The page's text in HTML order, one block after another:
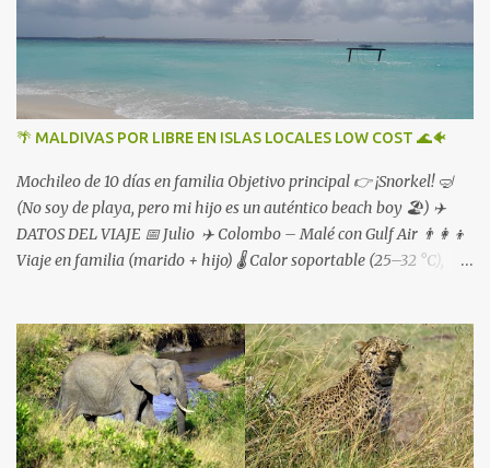
🌴 MALDIVAS POR LIBRE EN ISLAS LOCALES LOW COST 🌊🐠
Mochileo de 10 días en familia Objetivo principal 👉 ¡Snorkel! 🤿
(No soy de playa, pero mi hijo es un auténtico beach boy 🏖️) ✈️
DATOS DEL VIAJE 📅 Julio ✈️ Colombo – Malé con Gulf Air 👨‍👩‍👦
Viaje en familia (marido + hijo) 🌡️ Calor soportable (25–32 °C),